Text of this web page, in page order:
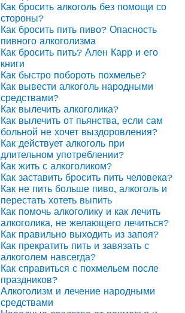
Как бросить алкоголь без помощи со
стороны?
Как бросить пить пиво? Опасность
пивного алкоголизма
Как бросить пить? Ален Карр и его
книги
Как быстро побороть похмелье?
Как вывести алкоголь народными
средствами?
Как вылечить алкоголика?
Как вылечить от пьянства, если сам
больной не хочет выздоровления?
Как действует алкоголь при
длительном употреблении?
Как жить с алкоголиком?
Как заставить бросить пить человека?
Как не пить больше пиво, алкоголь и
перестать хотеть выпить
Как помочь алкоголику и как лечить
алкоголика, не желающего лечиться?
Как правильно выходить из запоя?
Как прекратить пить и завязать с
алкоголем навсегда?
Как справиться с похмельем после
праздников?
Алкоголизм и лечение народными
средствами